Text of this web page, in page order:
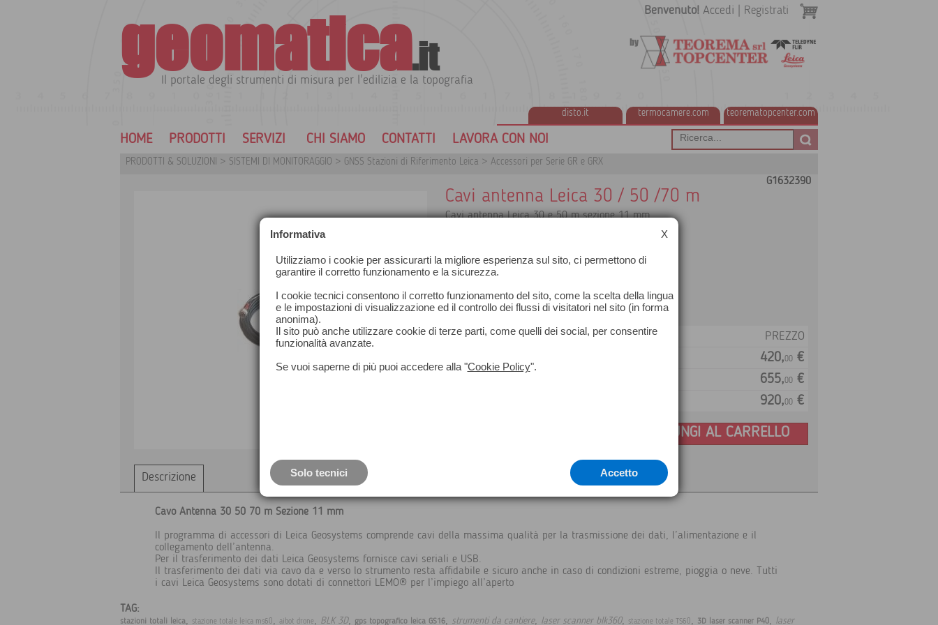
geomatica.it
Il portale degli strumenti di misura per l'edilizia e la topografia
disto.it termocamere.com teorematopcenter.com
Benvenuto! Accedi Registrati
HOME PRODOTTI SERVIZI CHI SIAMO CONTATTI LAVORA CON NOI
PRODOTTI & SOLUZIONI > SISTEMI DI MONITORAGGIO > GNSS Stazioni di Riferimento Leica > Accessori per Serie GR e GRX
G1632390
Cavi antenna Leica 30 / 50 /70 m
Cavi antenna Leica 30 e 50 m sezione 11 mm
OPZIONI
PREZZO
420,00 €
655,00 €
920,00 €
AGGIUNGI AL CARRELLO
Descrizione
Cavo Antenna 30 50 70 m Sezione 11 mm
Il programma di accessori di Leica Geosystems comprende cavi della massima qualità per la trasmissione dei dati, l’alimentazione e il
collegamento dell’antenna.
Per il trasferimento dei dati Leica Geosystems fornisce cavi seriali e USB.
Il trasferimento dei dati via cavo da e verso lo strumento resta affidabile e sicuro anche in caso di condizioni estreme, pioggia o neve. Tutti
i cavi Leica Geosystems sono dotati di connettori LEMO® per l’impiego all’aperto
TAG:
stazioni totali leica, stazione totale leica ms60, aibot drone, BLK 3D, gps topografico leica GS16, strumenti da cantiere, laser scanner blk360, stazione totale TS60, 3D laser scanner P40, laser
Informativa X
Utilizziamo i cookie per assicurarti la migliore esperienza sul sito, ci permettono di
garantire il corretto funzionamento e la sicurezza.
I cookie tecnici consentono il corretto funzionamento del sito, come la scelta della lingua
e le impostazioni di visualizzazione ed il controllo dei flussi di visitatori nel sito (in forma
anonima).
Il sito può anche utilizzare cookie di terze parti, come quelli dei social, per consentire
funzionalità avanzate.
Se vuoi saperne di più puoi accedere alla "Cookie Policy".
Solo tecnici Accetto